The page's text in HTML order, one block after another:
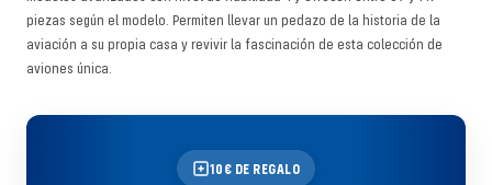
piezas según el modelo. Permiten llevar un pedazo de la historia de la
aviación a su propia casa y revivir la fascinación de esta colección de
aviones única.
10€ DE REGALO